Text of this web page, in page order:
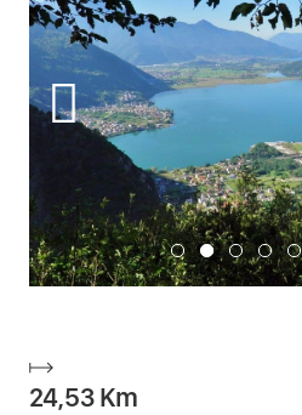
24,53Km